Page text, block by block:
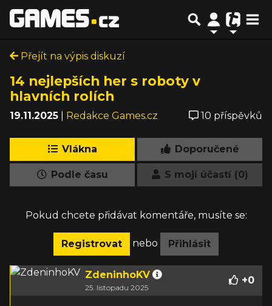
Přejít na výpis diskuzí
14 nejlepších her s roboty v
hlavních rolích
19.11.2025 Redakce Games.cz 10 příspěvků
Vlákna Doporučené
Podle času S mojí účastí (0)
Pokud chcete přidávat komentáře, musíte se:
Registrovat nebo Přihlásit
ZdeninhoKV
25. listopadu 2025
+0